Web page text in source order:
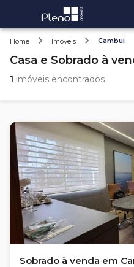
Home Imóveis Cambui
Casa e Sobrado à
1 imóveis encontrados
Sobrado à venda em